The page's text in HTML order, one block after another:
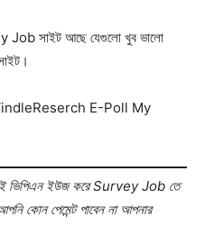
Job সাইট আছে যেগুলো খুব ভালো
E-Poll My
ভিপিএন ইউজ করে Survey Job তে
কোন পেমেন্ট পাবেন না আপনার